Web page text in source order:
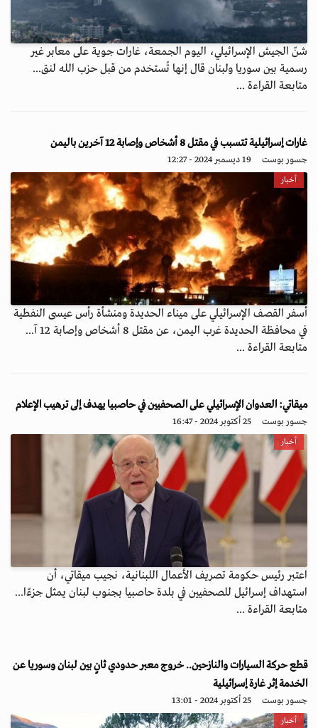
شنّ الجيش الإسرائيلي، اليوم الجمعة، غارات جوية على معابر غير
رسمية بين سوريا ولبنان قال إنها تُستخدم من قبل حزب الله لنق...
متابعة القراءة ...
غارات إسرائيلية تتسبب في مقتل 8 أشخاص وإصابة 12 آخرين باليمن
جسور بوست 19 ديسمبر 2024 - 12:27
أخبار
أسفر القصف الإسرائيلي على ميناء الحديدة ومنشأة رأس عيسى النفطية
في محافظة الحديدة غرب اليمن، عن مقتل 8 أشخاص وإصابة 12 آ...
متابعة القراءة ...
ميقاتي: العدوان الإسرائيلي على الصحفيين في حاصبيا يهدف إلى ترهيب الإعلام
جسور بوست 25 أكتوبر 2024 - 16:47
أخبار
اعتبر رئيس حكومة تصريف الأعمال اللبنانية، نجيب ميقاتي، أن
استهداف إسرائيل للصحفيين في بلدة حاصبيا بجنوب لبنان يمثل جزءًا...
متابعة القراءة ...
قطع حركة السيارات والنازحين.. خروج معبر حدودي ثانٍ بين لبنان وسوريا عن
الخدمة إثر غارة إسرائيلية
جسور بوست 25 أكتوبر 2024 - 13:01
أخبار